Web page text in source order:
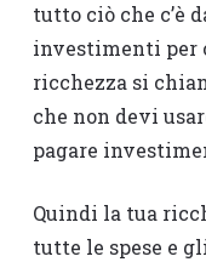
tutto ciò che c’è
investimenti per
ricchezza si
che non devi
pagare
Quindi la tua
tutte le spese e